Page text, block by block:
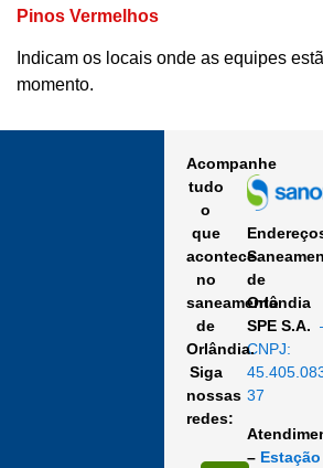
Pinos Vermelhos
Indicam os locais onde as equipes
momento.
de
Orlândia
SPE S.A.
CNPJ:
37
– Estação
Acompanhe
tudo
o
que
acontece
no
saneamento
de
Orlândia.
Siga
nossas
redes: